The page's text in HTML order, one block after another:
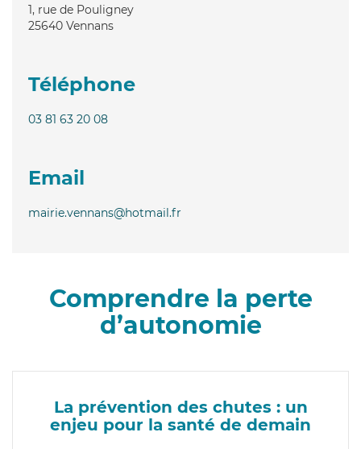
1, rue de Pouligney
25640 Vennans
Téléphone
03 81 63 20 08
Email
mairie.vennans@hotmail.fr
Comprendre la perte
d’autonomie
La prévention des chutes : un
enjeu pour la santé de demain